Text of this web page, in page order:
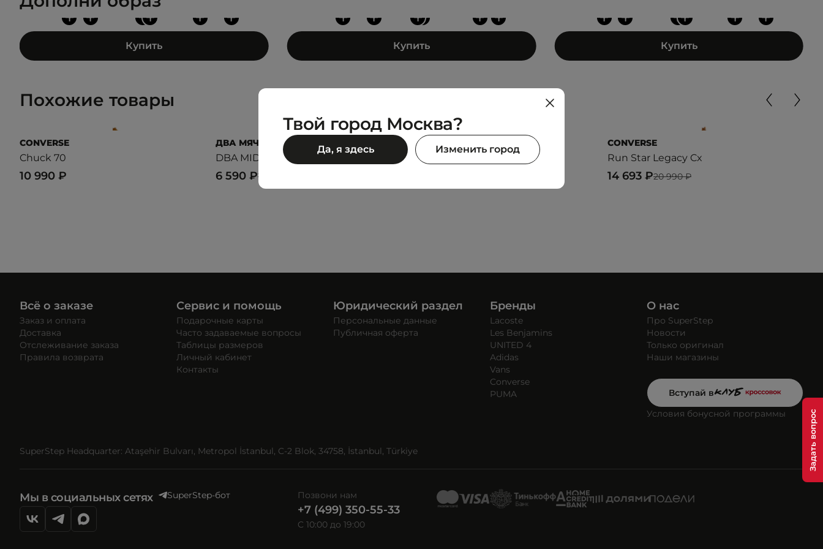
+
+
+ + +
+
Купить
+
+
+ + + +
Купить
+
+
+ + +
+
Купить
Похожие товары
CONVERSE
Chuck 70
10 990 ₽
ДВА МЯЧА
DBA MID
10 900 ₽
6 590 ₽
VANS
MTE Sk8-Hi DR WATERPROOF
CONVERSE
Run Star Legacy Cx
20 990 ₽
14 693 ₽
Всё о заказе
Заказ и оплата
Доставка
Отслеживание заказа
Правила возврата
Сервис и помощь
Подарочные карты
Часто задаваемые вопросы
Таблицы размеров
Личный кабинет
Контакты
Юридический раздел
Персональные данные
Публичная оферта
Бренды
Lacoste
Les Benjamins
UNITED 4
Adidas
Vans
Converse
PUMA
О нас
Про SuperStep
Новости
Только оригинал
Наши магазины
Вступай в
Условия бонусной программы
SuperStep Headquarter: Ataşehir Bulvarı, Metropol İstanbul, C-2 Blok, 34758, İstanbul, Türkiye
Мы в социальных сетях SuperStep-бот Позвони нам
+7 (499) 350-55-33
C 10:00 до 19:00
Твой город Москва?
Да, я здесь Изменить город